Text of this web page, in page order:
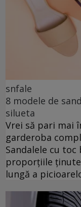
snfale
8 modele de
silueta
Vrei să pari mai
garderoba
Sandalele cu
proporțiile
lungă a